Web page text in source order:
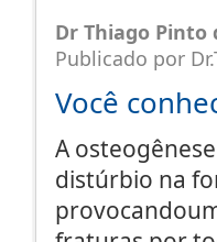
Dr Thiago Pinto
Publicado por
Você
A
distúrbio na